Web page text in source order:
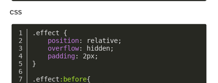
CSS
.effect {
position: relative;
overflow: hidden;
padding : 2px;
}
.effect :before{